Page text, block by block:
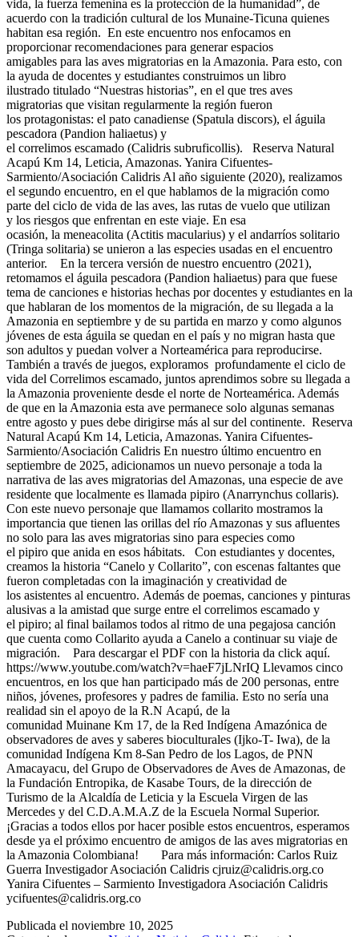
vida, la fuerza femenina es la protección de la humanidad”, de
acuerdo con la tradición cultural de los Munaine-Ticuna quienes
habitan esa región. En este encuentro nos enfocamos en
proporcionar recomendaciones para generar espacios
amigables para las aves migratorias en la Amazonia. Para esto, con
la ayuda de docentes y estudiantes construimos un libro
ilustrado titulado “Nuestras historias”, en el que tres aves
migratorias que visitan regularmente la región fueron
los protagonistas: el pato canadiense (Spatula discors), el águila
pescadora (Pandion haliaetus) y
el correlimos escamado (Calidris subruficollis). Reserva Natural
Acapú Km 14, Leticia, Amazonas. Yanira Cifuentes-
Sarmiento/Asociación Calidris Al año siguiente (2020), realizamos
el segundo encuentro, en el que hablamos de la migración como
parte del ciclo de vida de las aves, las rutas de vuelo que utilizan
y los riesgos que enfrentan en este viaje. En esa
ocasión, la meneacolita (Actitis macularius) y el andarríos solitario
(Tringa solitaria) se unieron a las especies usadas en el encuentro
anterior. En la tercera versión de nuestro encuentro (2021),
retomamos el águila pescadora (Pandion haliaetus) para que fuese
tema de canciones e historias hechas por docentes y estudiantes en la
que hablaran de los momentos de la migración, de su llegada a la
Amazonia en septiembre y de su partida en marzo y como algunos
jóvenes de esta águila se quedan en el país y no migran hasta que
son adultos y puedan volver a Norteamérica para reproducirse.
También a través de juegos, exploramos profundamente el ciclo de
vida del Correlimos escamado, juntos aprendimos sobre su llegada a
la Amazonia proveniente desde el norte de Norteamérica. Además
de que en la Amazonia esta ave permanece solo algunas semanas
entre agosto y pues debe dirigirse más al sur del continente. Reserva
Natural Acapú Km 14, Leticia, Amazonas. Yanira Cifuentes-
Sarmiento/Asociación Calidris En nuestro último encuentro en
septiembre de 2025, adicionamos un nuevo personaje a toda la
narrativa de las aves migratorias del Amazonas, una especie de ave
residente que localmente es llamada pipiro (Anarrynchus collaris).
Con este nuevo personaje que llamamos collarito mostramos la
importancia que tienen las orillas del río Amazonas y sus afluentes
no solo para las aves migratorias sino para especies como
el pipiro que anida en esos hábitats. Con estudiantes y docentes,
creamos la historia “Canelo y Collarito”, con escenas faltantes que
fueron completadas con la imaginación y creatividad de
los asistentes al encuentro. Además de poemas, canciones y pinturas
alusivas a la amistad que surge entre el correlimos escamado y
el pipiro; al final bailamos todos al ritmo de una pegajosa canción
que cuenta como Collarito ayuda a Canelo a continuar su viaje de
migración. Para descargar el PDF con la historia da click aquí.
https://www.youtube.com/watch?v=haeF7jLNrIQ Llevamos cinco
encuentros, en los que han participado más de 200 personas, entre
niños, jóvenes, profesores y padres de familia. Esto no sería una
realidad sin el apoyo de la R.N Acapú, de la
comunidad Muinane Km 17, de la Red Indígena Amazónica de
observadores de aves y saberes bioculturales (Ijko-T- Iwa), de la
comunidad Indígena Km 8-San Pedro de los Lagos, de PNN
Amacayacu, del Grupo de Observadores de Aves de Amazonas, de
la Fundación Entropika, de Kasabe Tours, de la dirección de
Turismo de la Alcaldía de Leticia y la Escuela Virgen de las
Mercedes y del C.D.A.M.A.Z de la Escuela Normal Superior.
¡Gracias a todos ellos por hacer posible estos encuentros, esperamos
desde ya el próximo encuentro de amigos de las aves migratorias en
la Amazonia Colombiana! Para más información: Carlos Ruiz
Guerra Investigador Asociación Calidris cjruiz@calidris.org.co
Yanira Cifuentes – Sarmiento Investigadora Asociación Calidris
ycifuentes@calidris.org.co
Publicada el noviembre 10, 2025